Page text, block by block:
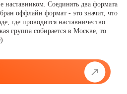
наставником. Соединять два формата
оффлайн формат - это значит, что
где проводится наставничество
группа собирается в Москве, то